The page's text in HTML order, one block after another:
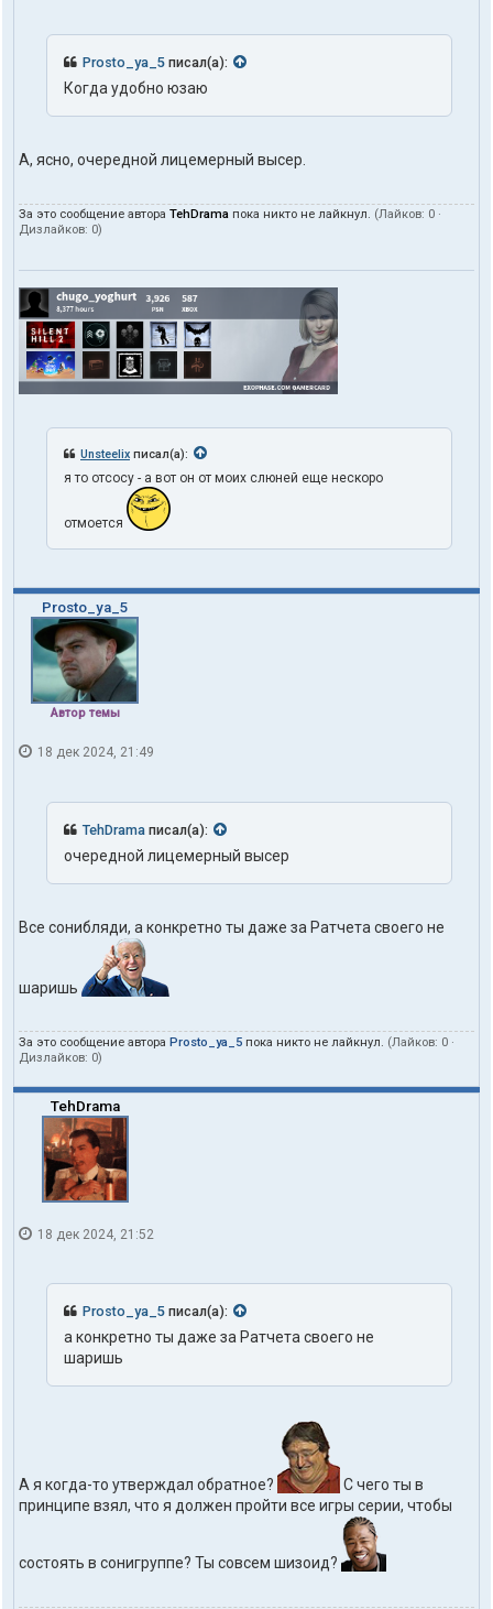
Prosto_ya_5 писал(а):
Когда удобно юзаю
А, ясно, очередной лицемерный высер.
За это сообщение автора TehDrama пока никто не лайкнул. (Лайков: 0 ·
Дизлайков: 0)
Unsteelix писал(а):
я то отсосу - а вот он от моих слюней еще нескоро
отмоется
Prosto_ya_5
Автор темы
18 дек 2024, 21:49
TehDrama писал(а):
очередной лицемерный высер
Все сонибляди, а конкретно ты даже за Ратчета своего не
шаришь
За это сообщение автора Prosto_ya_5 пока никто не лайкнул. (Лайков: 0 ·
Дизлайков: 0)
TehDrama
18 дек 2024, 21:52
Prosto_ya_5 писал(а):
а конкретно ты даже за Ратчета своего не
шаришь
А я когда-то утверждал обратное?
С чего ты в
принципе взял, что я должен пройти все игры серии, чтобы
состоять в сонигруппе? Ты совсем шизоид?